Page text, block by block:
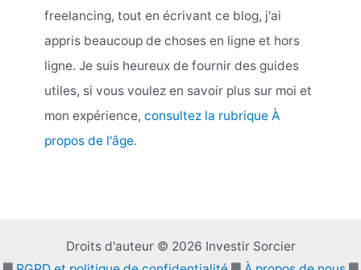
freelancing, tout en écrivant ce blog, j'ai
appris beaucoup de choses en ligne et hors
ligne. Je suis heureux de fournir des guides
utiles, si vous voulez en savoir plus sur moi et
mon expérience, consultez la rubrique À
propos de l'âge.
Droits d'auteur © 2026 Investir Sorcier